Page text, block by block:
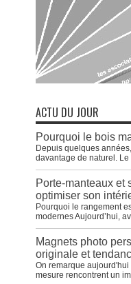
ACTU DU JOUR
Pourquoi le bois
Depuis quelques
davantage de naturel.
Porte-manteaux et
optimiser son
Pourquoi le rangement
modernes Aujourd’hui,
Magnets photo
originale et
On remarque
mesure rencontrent un